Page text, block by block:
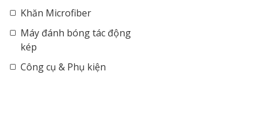
Khăn Microfiber
Máy đánh bóng tác động
kép
Công cụ & Phụ kiện